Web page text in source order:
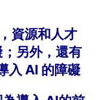
資源和人才
另外，還有
入 AI 的障礙